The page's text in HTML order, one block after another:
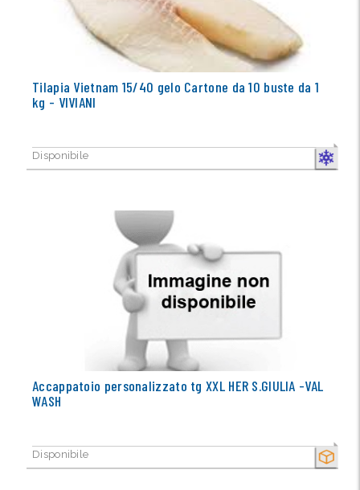
Tilapia Vietnam 15/40 gelo Cartone da 10 buste da 1
kg - VIVIANI
Disponibile
SECCO
Accappatoio personalizzato tg XXL HER S.GIULIA -VAL
WASH
Disponibile